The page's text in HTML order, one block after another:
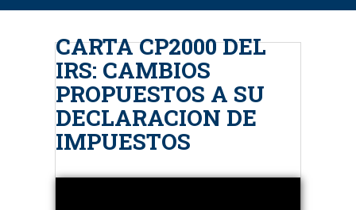
m
CARTA CP2000 DEL
IRS: CAMBIOS
PROPUESTOS A SU
DECLARACION DE
IMPUESTOS